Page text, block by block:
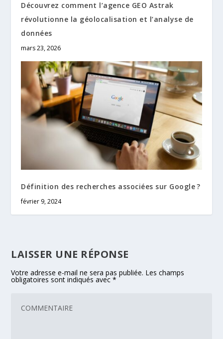
Découvrez comment l’agence GEO Astrak
révolutionne la géolocalisation et l’analyse de
données
mars 23, 2026
Définition des recherches associées sur Google ?
février 9, 2024
LAISSER UNE RÉPONSE
Votre adresse e-mail ne sera pas publiée. Les champs
obligatoires sont indiqués avec*